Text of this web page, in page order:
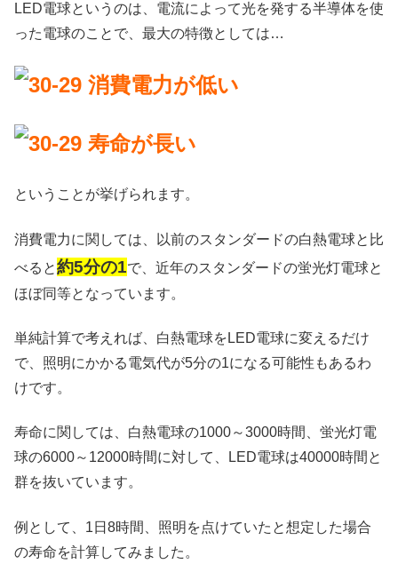
LED電球というのは、電流によって光を発する半導体を使
った電球のことで、最大の特徴としては…
消費電力が低い
寿命が長い
ということが挙げられます。
消費電力に関しては、以前のスタンダードの白熱電球と比
べると約5分の1で、近年のスタンダードの蛍光灯電球と
ほぼ同等となっています。
単純計算で考えれば、白熱電球をLED電球に変えるだけ
で、照明にかかる電気代が5分の1になる可能性もあるわ
けです。
寿命に関しては、白熱電球の1000～3000時間、蛍光灯電
球の6000～12000時間に対して、LED電球は40000時間と
群を抜いています。
例として、1日8時間、照明を点けていたと想定した場合
の寿命を計算してみました。